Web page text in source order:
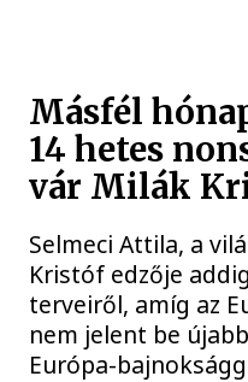
Másfél
14 hetes
vár Milák
Selmeci Attila, a
Kristóf edzője
terveiről, amíg az
nem jelent be
Európa-